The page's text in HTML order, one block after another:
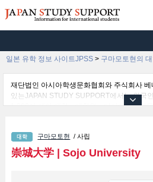
일본 유학 정보 사이트JPSS > 구마모토현의
재단법인 아시아학생문화협회와 주식회사
있는JAPAN STUDY SUPPORT에서는 외국
1,300여 개의 대학・대학원・단기대학・전
Art 학부및Pharmaceutical Sciences 학부및
Sciences 학부및Biotechnology and Life
집정원과 합격자수 등의 입시정보, 시설안내,
구마모토현 / 사립
崇城大学| Sojo University